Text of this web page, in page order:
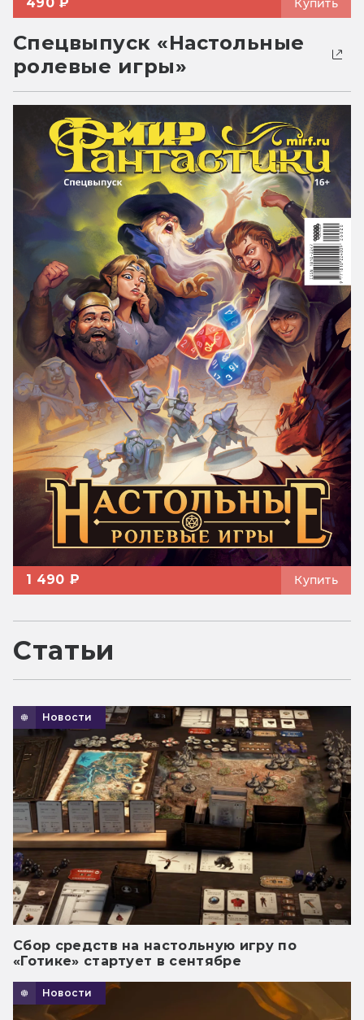
Спецвыпуск «Настольные
ролевые игры»
1 490 ₽ Купить
Статьи
Новости
Сбор средств на настольную игру по
«Готике» стартует в сентябре
Новости